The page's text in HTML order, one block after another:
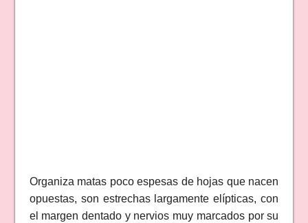
Organiza matas poco espesas de hojas que nacen
opuestas, son estrechas largamente elípticas, con
el margen dentado y nervios muy marcados por su